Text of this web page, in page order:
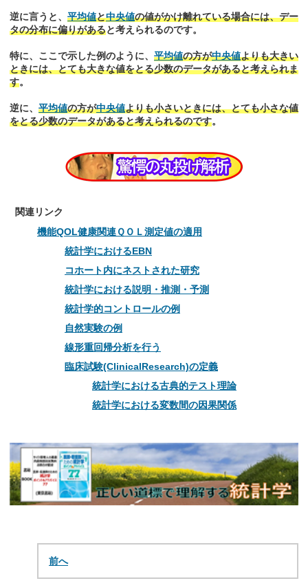
逆に言うと、 平均値と中央値の値がかけ離れている場合には、デー
タの分布に偏りがあると考えられるのです。
特に、ここで示した例のように、 平均値の方が中央値よりも大きい
ときには、とても大きな値をとる少数のデータがあると考えられま
す。
逆に、 平均値の方が中央値よりも小さいときには、とても小さな値
をとる少数のデータがあると考えられるのです。
関連リンク
機能QOL健康関連ＱＯＬ測定値の適用
統計学におけるEBN
コホート内にネストされた研究
統計学における説明・推測・予測
統計学的コントロールの例
自然実験の例
線形重回帰分析を行う
臨床試験(ClinicalResearch)の定義
統計学における古典的テスト理論
統計学における変数間の因果関係
前へ